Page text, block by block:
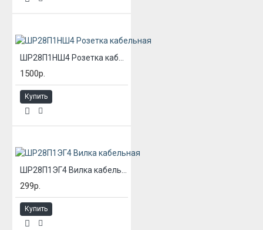
1500р.
Купить
299р.
Купить